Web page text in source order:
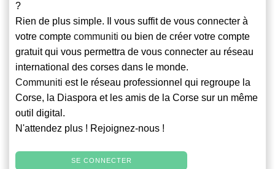
?
Rien de plus simple. Il vous suffit de vous connecter à
votre compte communiti ou bien de créer votre compte
gratuit qui vous permettra de vous connecter au réseau
international des corses dans le monde.
Communiti est le réseau professionnel qui regroupe la
Corse, la Diaspora et les amis de la Corse sur un même
outil digital.
N'attendez plus ! Rejoignez-nous !
SE CONNECTER